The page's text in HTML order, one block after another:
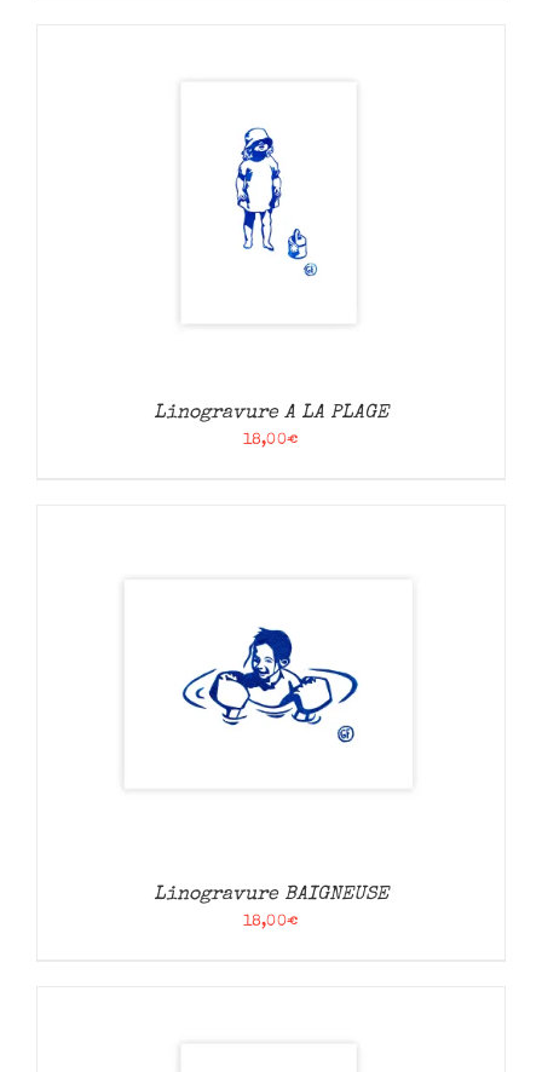
Linogravure A LA PLAGE
18,00€
Linogravure BAIGNEUSE
18,00€